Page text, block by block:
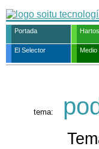
Portada
El Selector Medio
tema: